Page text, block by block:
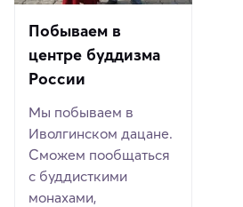
Побываем в
центре буддизма
России
Мы побываем в
Иволгинском дацане.
Сможем пообщаться
с буддисткими
монахами,